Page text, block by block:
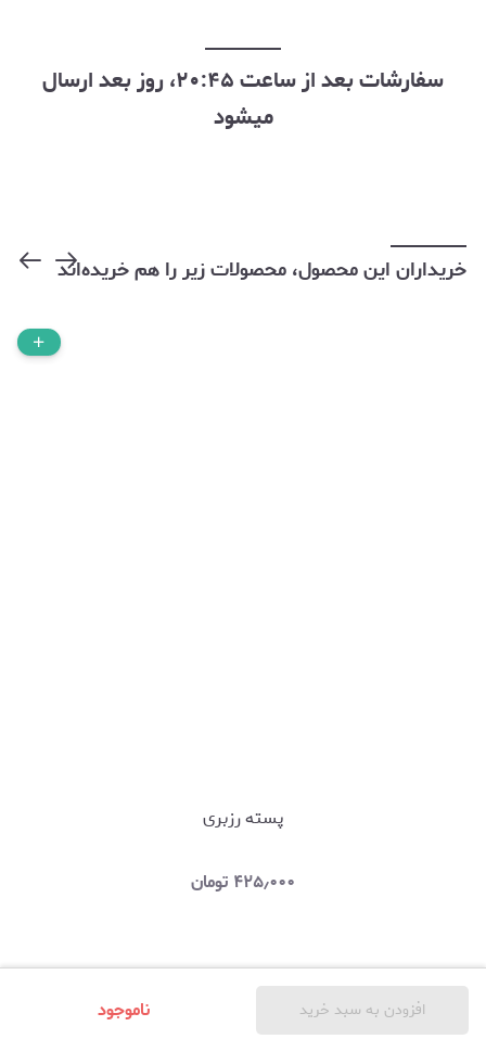
افزودن به سبد خرید ناموجود
سفارشات بعد از ساعت ۲۰:۴۵، روز بعد ارسال
میشود
خریداران این محصول، محصولات زیر را هم خریده‌اند
پسته رزبری
۴۲۵٫۰۰۰ تومان